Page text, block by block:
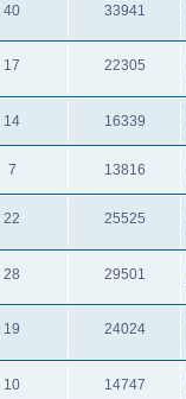
40 33941
17 22305
14 16339
7 13816
22 25525
28 29501
19 24024
10 14747